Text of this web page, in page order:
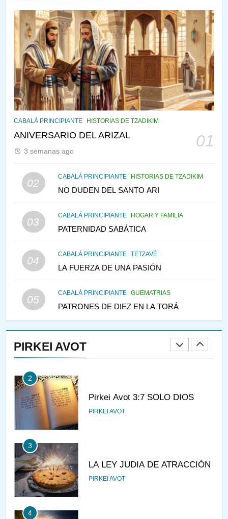
CABALÁ PRINCIPIANTE HISTORIAS DE TZADIKIM
ANIVERSARIO DEL ARIZAL 01
3 semanas ago
02
CABALÁ PRINCIPIANTE HISTORIAS DE TZADIKIM
NO DUDEN DEL SANTO ARI
03
CABALÁ PRINCIPIANTE HOGAR Y FAMILIA
PATERNIDAD SABÁTICA
04
CABALÁ PRINCIPIANTE TETZAVÉ
LA FUERZA DE UNA PASIÓN
05
CABALÁ PRINCIPIANTE GUEMATRIAS
PATRONES DE DIEZ EN LA TORÁ
PIRKEI AVOT
143
¿QUIÉN ES SABIO? EL QUE
VE LO QUE VA A NACER
PENSAMIENTO JUDÍO PIRKEI AVOT
144
CABALÁ Y JASIDUT: EL
CONSEJO DE LOS PADRES
145
TEMPLO Y LA ALEGRÍA EN
VEAMOS ¿POR QUÉ
IEHOSHÚA? Y LA QUEJA DE
1
CONVERSAR CON LA MUJER
A LA LUZ DEL JUDAÍSMO
AMOR, PAREJA Y MATRIMONIO
2
Pirkei Avot 3:7 SOLO DIOS
PIRKEI AVOT
3
LA LEY JUDIA DE ATRACCIÓN
PIRKEI AVOT
4